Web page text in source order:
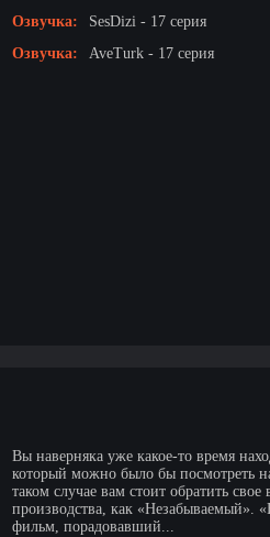
Озвучка:
SesDizi - 17 серия
Озвучка:
AveTurk - 17 серия
Вы наверняка уже какое-то время
который можно было бы посмотреть
таком случае вам стоит обратить
производства, как «Незабываемый».
фильм, порадовавший...